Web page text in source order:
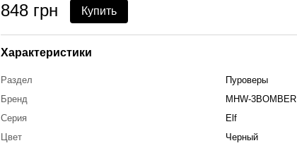
848 грн Купить
Характеристики
Раздел
Пуроверы
Бренд
MHW-3BOMBER
Серия
Elf
Цвет
Черный